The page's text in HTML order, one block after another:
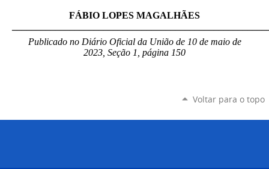
FÁBIO LOPES MAGALHÃES
Publicado no Diário Oficial da União de 10 de maio de
2023, Seção 1, página 150
Voltar para o topo